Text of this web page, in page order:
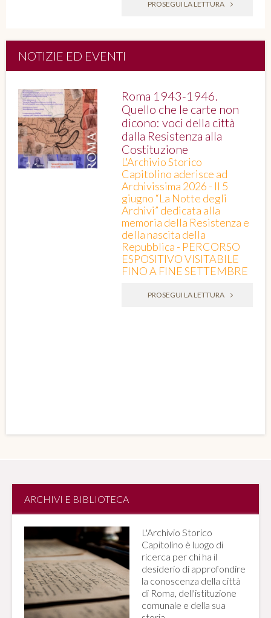
PROSEGUI LA LETTURA
NOTIZIE ED EVENTI
Roma 1943-1946.
Quello che le carte non
dicono: voci della città
dalla Resistenza alla
Costituzione
L'Archivio Storico
Capitolino aderisce ad
Archivissima 2026 - Il 5
giugno “La Notte degli
Archivi” dedicata alla
memoria della Resistenza e
della nascita della
Repubblica - PERCORSO
ESPOSITIVO VISITABILE
FINO A FINE SETTEMBRE
PROSEGUI LA LETTURA
ARCHIVI E BIBLIOTECA
L'Archivio Storico
Capitolino è luogo di
ricerca per chi ha il
desiderio di approfondire
la conoscenza della città
di Roma, dell'istituzione
comunale e della sua